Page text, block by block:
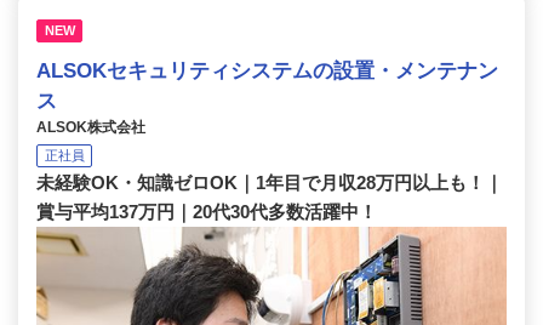
NEW
ALSOKセキュリティシステムの設置・メンテナン
ス
ALSOK株式会社
正社員
未経験OK・知識ゼロOK｜1年目で月収28万円以上も！｜
賞与平均137万円｜20代30代多数活躍中！